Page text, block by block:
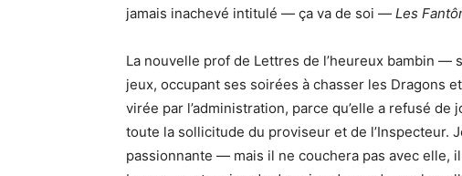
jamais inachevé intitulé — ça va de soi — Les
La nouvelle prof de Lettres de l’heureux bambin —
jeux, occupant ses soirées à chasser les Dragons
virée par l’administration, parce qu’elle a refusé
toute la sollicitude du proviseur et de l’Inspecteur.
passionnante — mais il ne couchera pas avec elle,